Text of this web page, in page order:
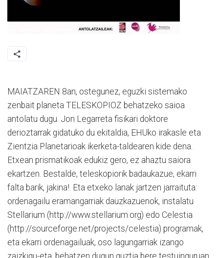
MAIATZAREN 8an, ostegunez, eguzki sistemako
zenbait planeta TELESKOPIOZ behatzeko saioa
antolatu dugu. Jon Legarreta fisikari doktore
derioztarrak gidatuko du ekitaldia, EHUko irakasle eta
Zientzia Planetarioak ikerketa-taldearen kide dena.
Etxean prismatikoak edukiz gero, ez ahaztu saiora
ekartzen. Bestalde, teleskopiorik badaukazue, ekarri
falta barik, jakina!. Eta etxeko lanak jartzen jarraituta:
ordenagailu eramangarriak dauzkazuenok, instalatu
Stellarium (http://www.stellarium.org) edo Celestia
(http://sourceforge.net/projects/celestia) programak,
eta ekarri ordenagailuak, oso lagungarriak izango